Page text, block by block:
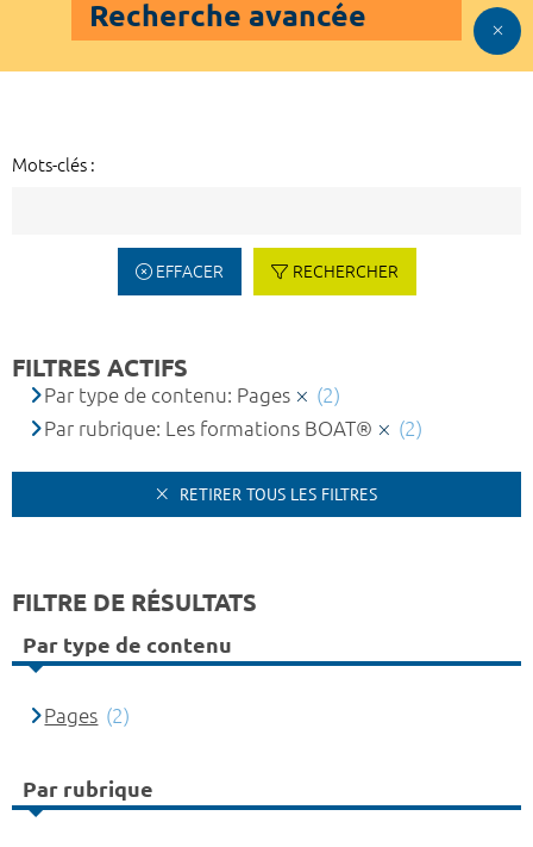
Recherche avancée
Mots-clés :
EFFACER RECHERCHER
FILTRES ACTIFS
Par type de contenu: Pages
(2)
Par rubrique: Les formations BOAT®
(2)
RETIRER TOUS LES FILTRES
FILTRE DE RÉSULTATS
Par type de contenu
Pages (2)
Par rubrique